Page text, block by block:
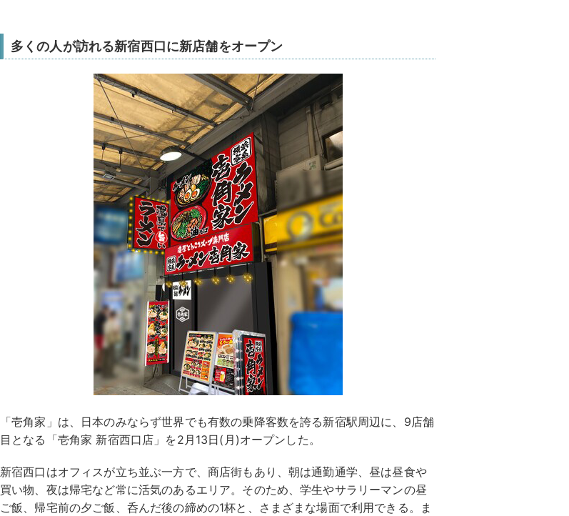
多くの人が訪れる新宿西口に新店舗をオープン
「壱角家」は、日本のみならず世界でも有数の乗降客数を誇る新宿駅周辺に、9店舗
目となる「壱角家 新宿西口店」を2月13日(月)オープンした。
新宿西口はオフィスが立ち並ぶ一方で、商店街もあり、朝は通勤通学、昼は昼食や
買い物、夜は帰宅など常に活気のあるエリア。そのため、学生やサラリーマンの昼
ご飯、帰宅前の夕ご飯、呑んだ後の締めの1杯と、さまざまな場面で利用できる。ま